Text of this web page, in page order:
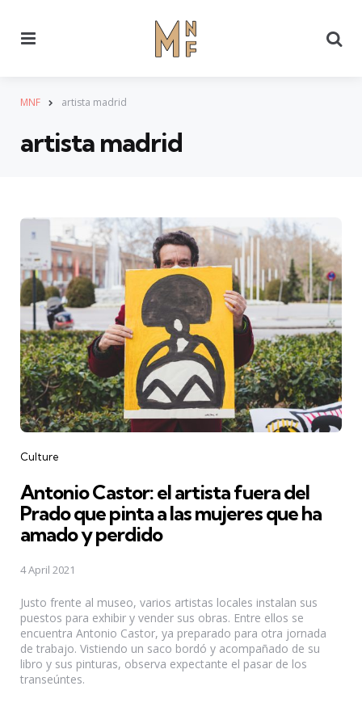
MNF artista madrid
artista madrid
Categories
Culture
Antonio Castor: el artista fuera del
Prado que pinta a las mujeres que ha
amado y perdido
4 April 2021
Justo frente al museo, varios artistas locales instalan sus
puestos para exhibir y vender sus obras. Entre ellos se
encuentra Antonio Castor, ya preparado para otra jornada
de trabajo. Vistiendo un saco bordó y acompañado de su
libro y sus pinturas, observa expectante el pasar de los
transeúntes.